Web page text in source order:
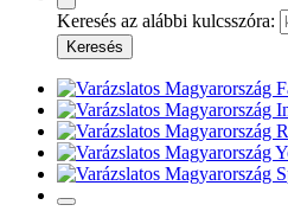
Keresés az alábbi kulcsszóra: